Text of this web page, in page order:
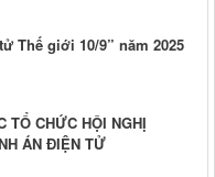
Thế giới 10/9” năm 2025
TỔ CHỨC HỘI NGHỊ
ÁN ĐIỆN TỬ